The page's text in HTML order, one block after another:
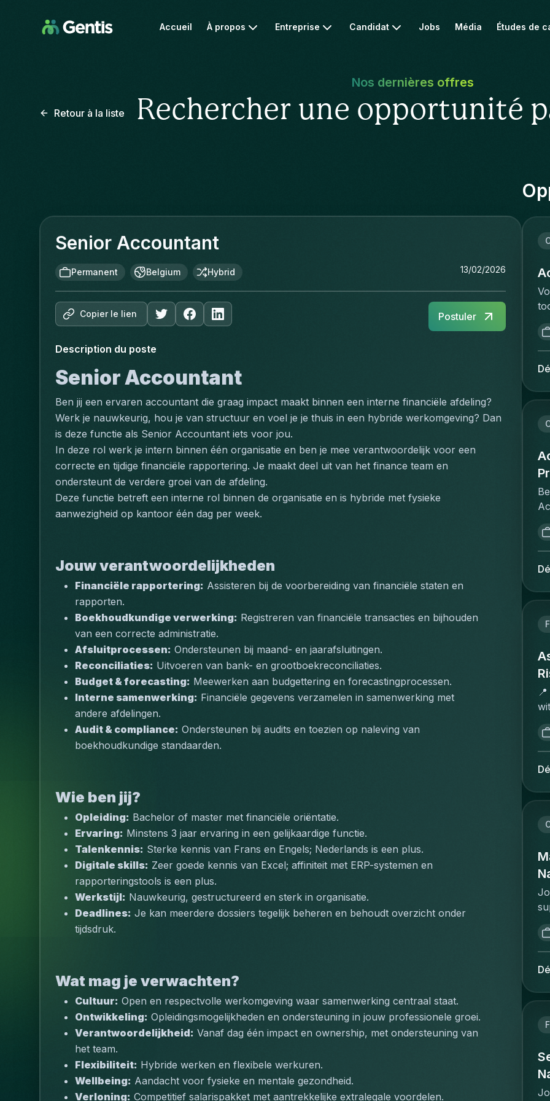
Accueil À propos Entreprise Candidat Jobs Média Études de
Nos dernières offres
Rechercher une opportunité
Retour à la liste
Senior Accountant
Permanent Belgium Hybrid 13/02/2026
Copier le lien Postuler
Description du poste
Senior Accountant
Ben jij een ervaren accountant die graag impact maakt binnen een interne financiële afdeling?
Werk je nauwkeurig, hou je van structuur en voel je je thuis in een hybride werkomgeving? Dan
is deze functie als Senior Accountant iets voor jou.
In deze rol werk je intern binnen één organisatie en ben je mee verantwoordelijk voor een
correcte en tijdige financiële rapportering. Je maakt deel uit van het finance team en
ondersteunt de verdere groei van de afdeling.
Deze functie betreft een interne rol binnen de organisatie en is hybride met fysieke
aanwezigheid op kantoor één dag per week.
Jouw verantwoordelijkheden
Financiële rapportering: Assisteren bij de voorbereiding van financiële staten en
rapporten.
Boekhoudkundige verwerking: Registreren van financiële transacties en bijhouden
van een correcte administratie.
Afsluitprocessen: Ondersteunen bij maand- en jaarafsluitingen.
Reconciliaties: Uitvoeren van bank- en grootboekreconciliaties.
Budget & forecasting: Meewerken aan budgettering en forecastingprocessen.
Interne samenwerking: Financiële gegevens verzamelen in samenwerking met
andere afdelingen.
Audit & compliance: Ondersteunen bij audits en toezien op naleving van
boekhoudkundige standaarden.
Wie ben jij?
Opleiding: Bachelor of master met financiële oriëntatie.
Ervaring: Minstens 3 jaar ervaring in een gelijkaardige functie.
Talenkennis: Sterke kennis van Frans en Engels; Nederlands is een plus.
Digitale skills: Zeer goede kennis van Excel; affiniteit met ERP-systemen en
rapporteringstools is een plus.
Werkstijl: Nauwkeurig, gestructureerd en sterk in organisatie.
Deadlines: Je kan meerdere dossiers tegelijk beheren en behoudt overzicht onder
tijdsdruk.
Wat mag je verwachten?
Cultuur: Open en respectvolle werkomgeving waar samenwerking centraal staat.
Ontwikkeling: Opleidingsmogelijkheden en ondersteuning in jouw professionele groei.
Verantwoordelijkheid: Vanaf dag één impact en ownership, met ondersteuning van
het team.
Flexibiliteit: Hybride werken en flexibele werkuren.
Wellbeing: Aandacht voor fysieke en mentale gezondheid.
Verloning: Competitief salarispakket met aantrekkelijke extralegale voordelen.
is